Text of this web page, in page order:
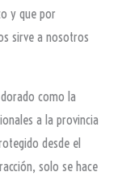
y que por
sirve a nosotros
como la
a la provincia
desde el
solo se hace